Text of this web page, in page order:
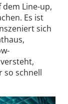
Line-up,
Es ist
sich
so schnell